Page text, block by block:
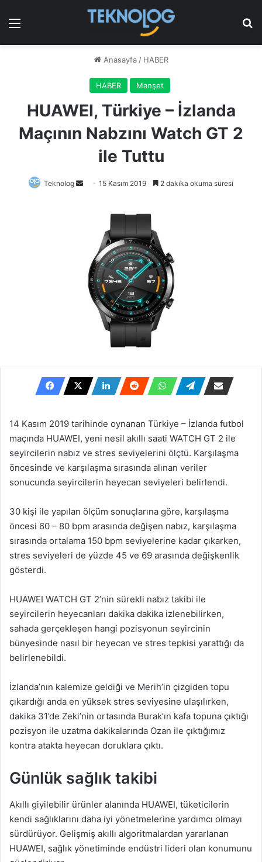
Menü
Anasayfa / HABER
HABER Manşet
HUAWEI, Türkiye – İzlanda
Maçının Nabzını Watch GT 2
ile Tuttu
Teknolog
Bir
göndermek
15 Kasım 2019 2 dakika okuma süresi
14 Kasım 2019 tarihinde oynanan Türkiye – İzlanda futbol
maçında HUAWEI, yeni nesil akıllı saati WATCH GT 2 ile
seyircilerin nabız ve stres seviyelerini ölçtü. Karşılaşma
öncesinde ve karşılaşma sırasında alınan veriler
sonucunda seyircilerin heyecan seviyeleri belirlendi.
30 kişi ile yapılan ölçüm sonuçlarına göre, karşılaşma
öncesi 60 – 80 bpm arasında değişen nabız, karşılaşma
sırasında ortalama 150 bpm seviyelerine kadar çıkarken,
stres seviyeleri de yüzde 45 ve 69 arasında değişkenlik
gösterdi.
HUAWEI WATCH GT 2’nin sürekli nabız takibi ile
seyircilerin heyecanları dakika dakika izlenebilirken,
sahada gerçekleşen hangi pozisyonun seyircinin
bünyesinde nasıl bir heyecan ve stres tepkisi yarattığı da
belirlenebildi.
İzlanda’nın kalemize geldiği ve Merih’in çizgiden topu
çıkardığı anda en yüksek stres seviyesine ulaşılırken,
dakika 31’de Zeki’nin ortasında Burak’ın kafa topuna çıktığı
pozisyon ile uzatma dakikalarında Ozan ile çıktığımız
kontra atakta heyecan doruklara çıktı.
Günlük sağlık takibi
Akıllı giyilebilir ürünler alanında HUAWEI, tüketicilerin
kendi sağlıklarını daha iyi yönetmelerine yardımcı olmayı
sürdürüyor. Gelişmiş akıllı algoritmalardan yararlanan
HUAWEI, sağlık yönetiminde endüstri lideri olan konumunu